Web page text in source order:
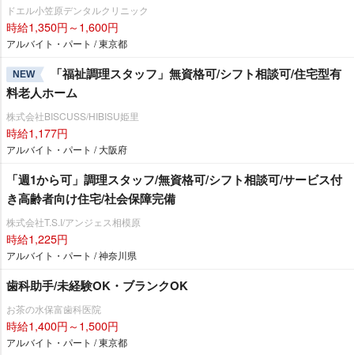
ドエル小笠原デンタルクリニック
時給1,350円～1,600円
アルバイト・パート / 東京都
NEW
「福祉調理スタッフ」無資格可/シフト相談可/住宅型有
料老人ホーム
株式会社BISCUSS/HIBISU姫里
時給1,177円
アルバイト・パート / 大阪府
「週1から可」調理スタッフ/無資格可/シフト相談可/サービス付
き高齢者向け住宅/社会保障完備
株式会社T.S.I/アンジェス相模原
時給1,225円
アルバイト・パート / 神奈川県
歯科助手/未経験OK・ブランクOK
お茶の水保富歯科医院
時給1,400円～1,500円
アルバイト・パート / 東京都